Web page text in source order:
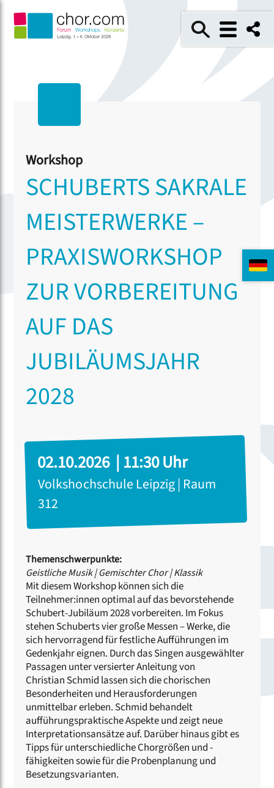
Workshop
SCHUBERTS SAKRALE
MEISTERWERKE –
PRAXISWORKSHOP
ZUR VORBEREITUNG
AUF DAS
JUBILÄUMSJAHR
2028
02.10.2026 | 11:30 Uhr
Volkshochschule Leipzig | Raum
312
Themenschwerpunkte:
Geistliche Musik|Gemischter Chor|Klassik
Mit diesem Workshop können sich die
Teilnehmer:innen optimal auf das bevorstehende
Schubert-Jubiläum 2028 vorbereiten. Im Fokus
stehen Schuberts vier große Messen – Werke, die
sich hervorragend für festliche Aufführungen im
Gedenkjahr eignen. Durch das Singen ausgewählter
Passagen unter versierter Anleitung von
Christian Schmid lassen sich die chorischen
Besonderheiten und Herausforderungen
unmittelbar erleben. Schmid behandelt
aufführungspraktische Aspekte und zeigt neue
Interpretationsansätze auf. Darüber hinaus gibt es
Tipps für unterschiedliche Chorgrößen und -
fähigkeiten sowie für die Probenplanung und
Besetzungsvarianten.